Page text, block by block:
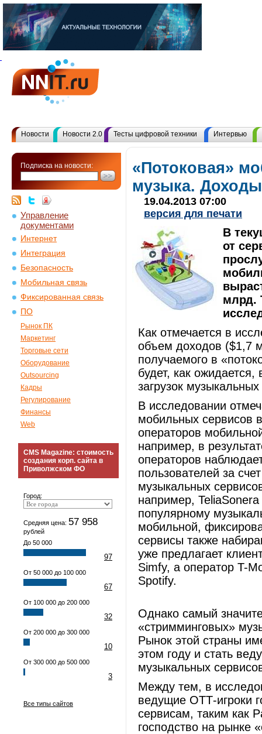
Новости Новости 2.0 Тесты цифровой техники Интервью
Подписка на новости:
Управление
документами
Интернет
Интеграция
Безопасность
Мобильная связь
Фиксированная связь
ПО
Рынок ПК
Маркетинг
Торговые сети
Оборудование
Outsourcing
Кадры
Регулирование
Финансы
Web
CMS Magazine: стоимость
создания корп. сайта в
Приволжском ФО
Город:
Средняя цена: 57 958
рублей
До 50 000
97
От 50 000 до 100 000
67
От 100 000 до 200 000
32
От 200 000 до 300 000
10
От 300 000 до 500 000
3
Все типы сайтов
«Потоковая»
музыка. Доходы
19.04.2013 07:00
версия для печати
В
от
млрд.
Как отмечается в
объем доходов ($1,7
получаемого в
будет, как
загрузок
В исследовании
мобильных сервисов
операторов
например, в
операторов
пользователей за
музыкальных
например,
популярному
мобильной,
сервисы также
уже предлагает
Simfy, а оператор T-
Spotify.
Однако самый
«стримминговых»
Рынок этой страны
этом году и стать
музыкальных
Между тем, в
ведущие ОТТ-игроки
сервисам, таким как
господство на рынке